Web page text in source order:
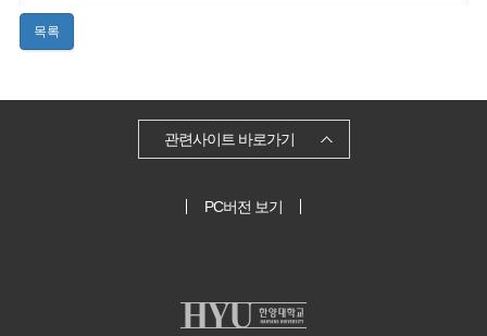
목록
관련사이트 바로가기
PC버전 보기